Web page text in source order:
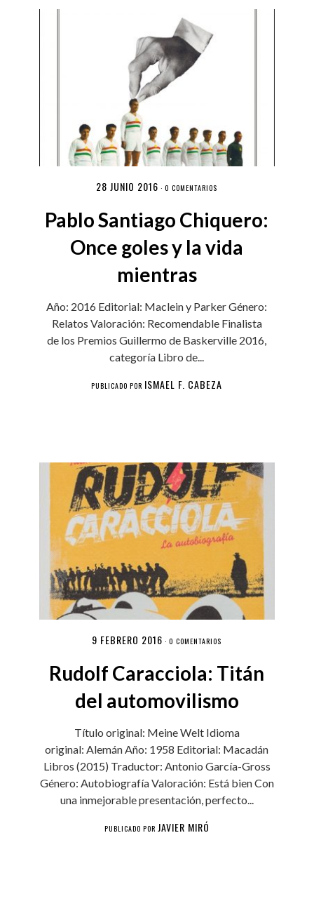
28 JUNIO 2016 ·0 COMENTARIOS
Pablo Santiago Chiquero:
Once goles y la vida
mientras
Año: 2016 Editorial: Maclein y Parker Género:
Relatos Valoración: Recomendable Finalista
de los Premios Guillermo de Baskerville 2016,
categoría Libro de...
PUBLICADO POR ISMAEL F. CABEZA
9 FEBRERO 2016 ·0 COMENTARIOS
Rudolf Caracciola: Titán
del automovilismo
Título original: Meine Welt Idioma
original: Alemán Año: 1958 Editorial: Macadán
Libros (2015) Traductor: Antonio García-Gross
Género: Autobiografía Valoración: Está bien Con
una inmejorable presentación, perfecto...
PUBLICADO POR JAVIER MIRÓ